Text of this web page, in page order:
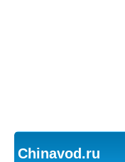
Chinavod.ru